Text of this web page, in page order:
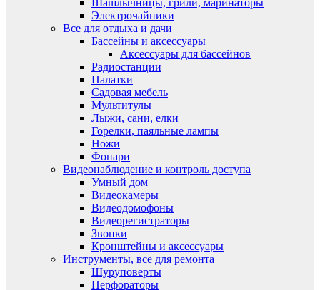
Шашлычницы, грили, маринаторы
Электрочайники
Все для отдыха и дачи
Бассейны и аксессуары
Аксессуары для бассейнов
Радиостанции
Палатки
Садовая мебель
Мультитулы
Лыжи, сани, елки
Горелки, паяльные лампы
Ножи
Фонари
Видеонаблюдение и контроль доступа
Умный дом
Видеокамеры
Видеодомофоны
Видеорегистраторы
Звонки
Кронштейны и аксессуары
Инструменты, все для ремонта
Шуруповерты
Перфораторы